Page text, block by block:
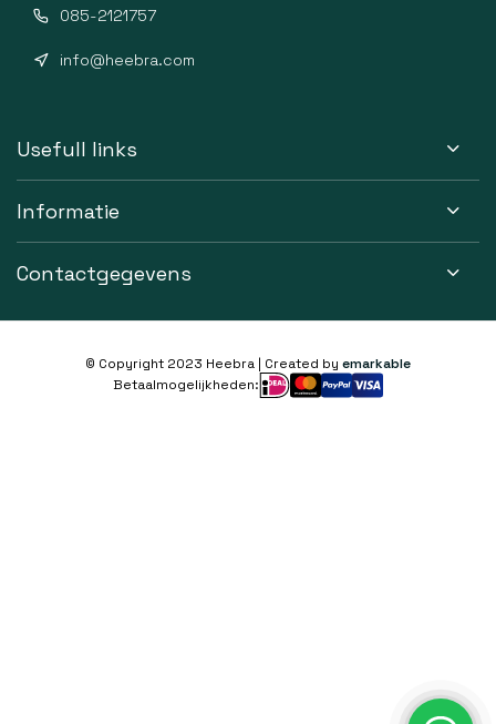
085-2121757
info@heebra.com
Usefull links
Informatie
Contactgegevens
© Copyright 2023 Heebra | Created by emarkable
Betaalmogelijkheden: